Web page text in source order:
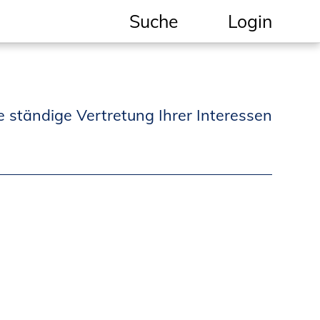
Suche
Informationen für
Login
ständige Vertretung Ihrer Interessen